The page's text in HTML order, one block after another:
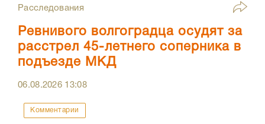
Расследования
Ревнивого волгоградца осудят за
расстрел 45-летнего соперника в
подъезде МКД
06.08.2026 13:08
Комментарии